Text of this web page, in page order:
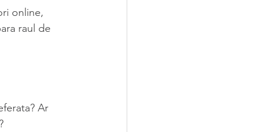
online,
raul de
Ar